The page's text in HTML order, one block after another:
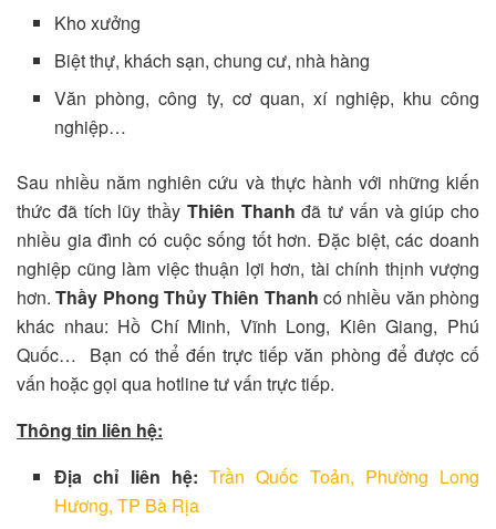
Kho xưởng
Biệt thự, khách sạn, chung cư, nhà hàng
Văn phòng, công ty, cơ quan, xí nghiệp, khu công
nghiệp…
Sau nhiều năm nghiên cứu và thực hành với những kiến
thức đã tích lũy thầy Thiên Thanhđã tư vấn và giúp cho
nhiều gia đình có cuộc sống tốt hơn. Đặc biệt, các doanh
nghiệp cũng làm việc thuận lợi hơn, tài chính thịnh vượng
hơn.Thầy Phong Thủy Thiên Thanhcó nhiều văn phòng
khác nhau: Hồ Chí Minh, Vĩnh Long, Kiên Giang, Phú
Quốc… Bạn có thể đến trực tiếp văn phòng để được cố
vấn hoặc gọi qua hotline tư vấn trực tiếp.
Thông tin liên hệ:
Địa chỉ liên hệ: Trần Quốc Toản, Phường Long
Hương, TP Bà Rịa